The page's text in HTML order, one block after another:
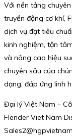
Với nền tảng
truyền động cơ khí,
dịch vụ đạt tiêu
kinh nghiệm, tận
và nâng cao hiệu
chuyên sâu của
dạng, đáp ứng linh
Đại lý Việt Nam –
Flender Viet Nam